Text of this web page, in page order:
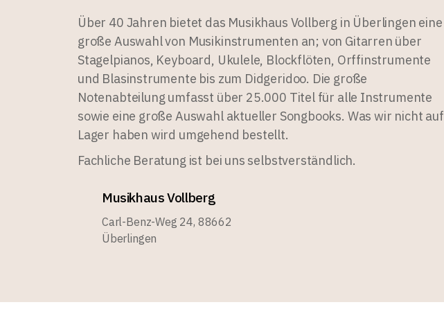
Über 40 Jahren bietet das Musikhaus Vollberg in Überlingen eine
große Auswahl von Musikinstrumenten an; von Gitarren über
Stagelpianos, Keyboard, Ukulele, Blockflöten, Orffinstrumente
und Blasinstrumente bis zum Didgeridoo. Die große
Notenabteilung umfasst über 25.000 Titel für alle Instrumente
sowie eine große Auswahl aktueller Songbooks. Was wir nicht auf
Lager haben wird umgehend bestellt.
Fachliche Beratung ist bei uns selbstverständlich.
Musikhaus Vollberg
Carl-Benz-Weg 24, 88662
Überlingen